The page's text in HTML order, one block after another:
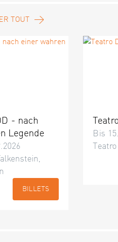
TOUT
- nach
Legende
BILLETS
Bis